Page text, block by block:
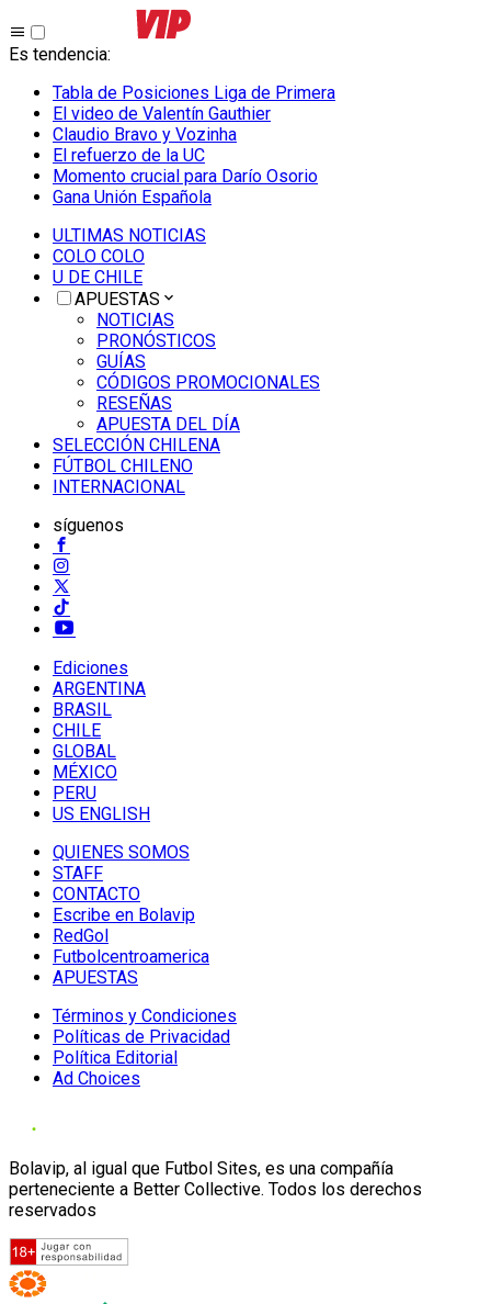
Es tendencia:
Tabla de Posiciones Liga de Primera
El video de Valentín Gauthier
Claudio Bravo y Vozinha
El refuerzo de la UC
Momento crucial para Darío Osorio
Gana Unión Española
ULTIMAS NOTICIAS
COLO COLO
U DE CHILE
APUESTAS
NOTICIAS
PRONÓSTICOS
GUÍAS
CÓDIGOS PROMOCIONALES
RESEÑAS
APUESTA DEL DÍA
SELECCIÓN CHILENA
FÚTBOL CHILENO
INTERNACIONAL
síguenos
Ediciones
ARGENTINA
BRASIL
CHILE
GLOBAL
MÉXICO
PERU
US ENGLISH
QUIENES SOMOS
STAFF
CONTACTO
Escribe en Bolavip
RedGol
Futbolcentroamerica
APUESTAS
Términos y Condiciones
Políticas de Privacidad
Política Editorial
Ad Choices
Bolavip, al igual que Futbol Sites, es una compañía
perteneciente a Better Collective. Todos los derechos
reservados